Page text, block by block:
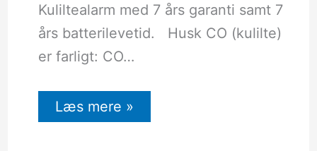
Kuliltealarm med 7 års garanti samt 7
års batterilevetid. Husk CO (kulilte)
er farligt: CO…
Læs mere »